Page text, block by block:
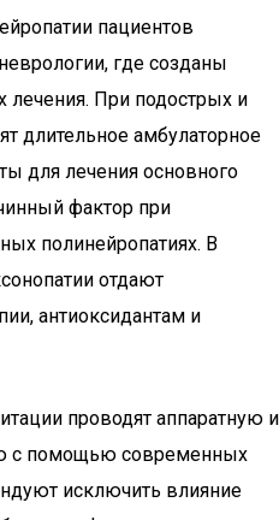
пациентов
где созданы
лечения. При подострых и
длительное амбулаторное
для лечения основного
фактор при
полинейропатиях. В
отдают
антиоксидантам и
проводят аппаратную и
с помощью современных
исключить влияние